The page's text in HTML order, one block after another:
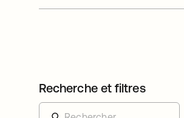
Recherche et filtres